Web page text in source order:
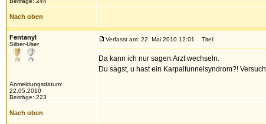
Nach oben
Fentanyl
Silber-User
Anmeldungsdatum:
22.05.2010
Beiträge: 223
Verfasst am: 22. Mai 2010 12:01 Titel:
Da kann ich nur sagen:Arzt wechseln.
Du sagst, u hast ein Karpaltunnelsyndrom?!
Nach oben